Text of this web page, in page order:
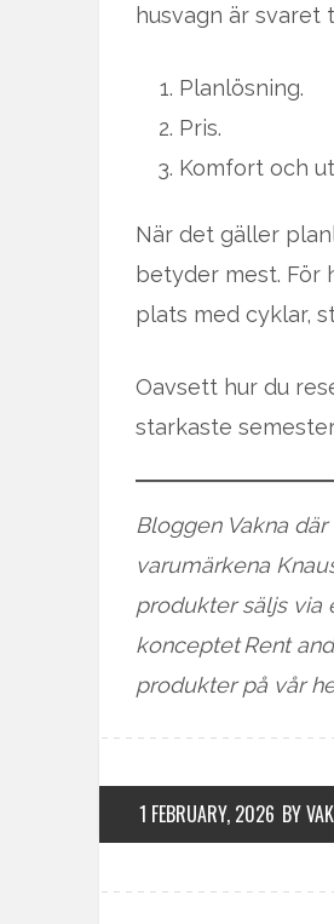
husvagn är svaret
Planlösning.
Pris.
Komfort och
När det gäller
betyder mest. För
plats med cyklar,
Oavsett hur du
starkaste
Bloggen Vakna
varumärkena
produkter säljs via
konceptet Rent
produkter på vår
1 FEBRUARY, 2026 BY